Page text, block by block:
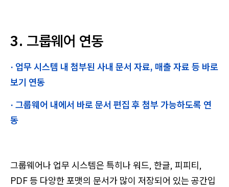
3. 그룹웨어 연동
· 업무 시스템 내 첨부된 사내 문서 자료, 매출 자료 등 바로
보기 연동
· 그룹웨어 내에서 바로 문서 편집 후 첨부 가능하도록 연
동
그룹웨어나 업무 시스템은 특히나 워드, 한글, 피피티,
PDF 등 다양한 포맷의 문서가 많이 저장되어 있는 공간입